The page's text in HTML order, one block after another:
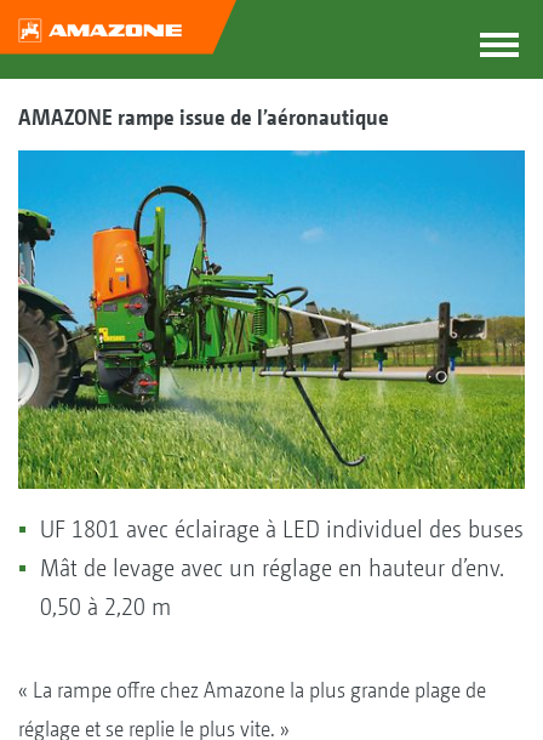
AMAZONE rampe issue de l’aéronautique
UF 1801 avec éclairage à LED individuel des buses
Mât de levage avec un réglage en hauteur d’env.
0,50 à 2,20 m
« La rampe offre chez Amazone la plus grande plage de
réglage et se replie le plus vite. »